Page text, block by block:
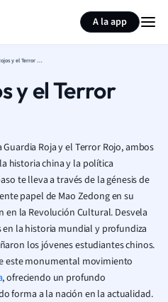
A la app
Guardias Rojos y el Terror Rojo
y el Terror
Roja y el Terror Rojo, ambos
historia china y la política
te lleva a través de la génesis de
papel de Mao Zedong en su
la Revolución Cultural. Desvela
en la historia mundial y profundiza
los jóvenes estudiantes chinos.
este monumental movimiento
, ofreciendo un profundo
forma a la nación en la actualidad.
Resumir página